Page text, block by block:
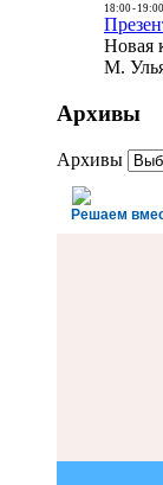
18:00- 19:00
Новая
М.
Архивы
Архивы
Решаем